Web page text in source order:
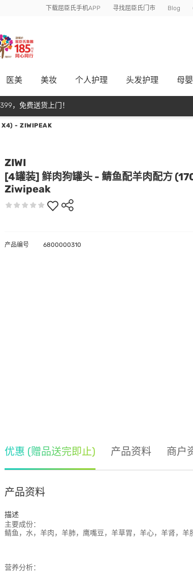
下载屈臣氏手机APP 寻找屈臣氏门市 Blog
医美 美妆 个人护理 头发护理 母嬰
，免费送货上门！
X4) - ZIWIPEAK
ZIWI
[4罐装] 鲜肉狗罐头 - 鲭鱼配羊肉配方
Ziwipeak
产品编号 6800000310
优惠 (赠品送完即止) 产品资料 商户
产品资料
描述
主要成份：
鲭鱼，水，羊肉，羊肺，鹰嘴豆，羊草胃，羊心，羊肾，
营养分析：